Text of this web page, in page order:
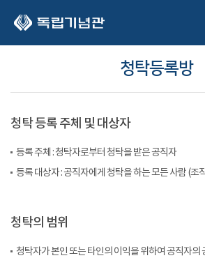
청탁등록방
청탁 등록 주체 및 대상자
등록 주체 : 청탁자로부터 청탁을 받은 공직자
등록 대상자 : 공직자에게 청탁을 하는 모든 사람 (조
청탁의 범위
청탁자가 본인 또는 타인의 이익을 위하여 공직자의